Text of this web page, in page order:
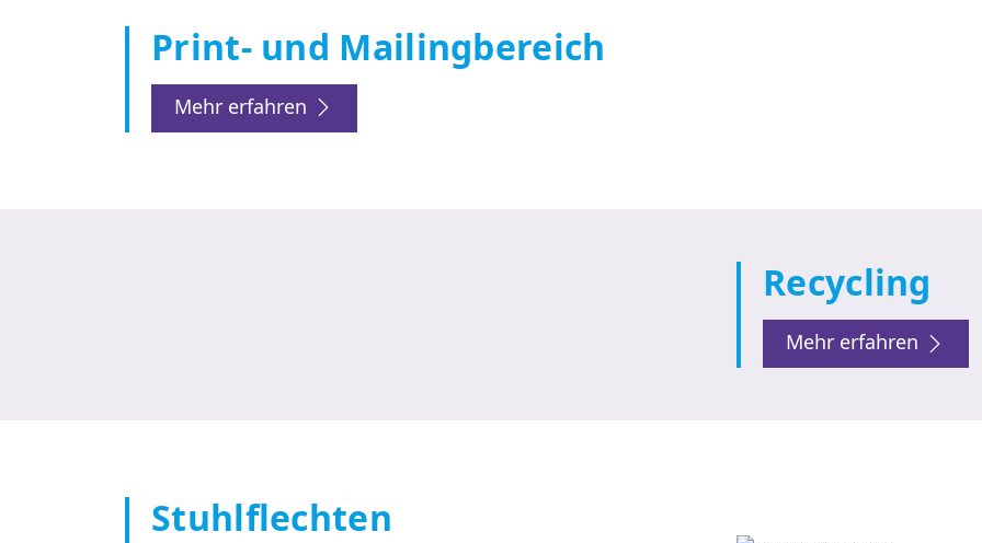
Print- und Mailingbereich
Mehr erfahren
Recycling
Mehr erfahren
Stuhlflechten